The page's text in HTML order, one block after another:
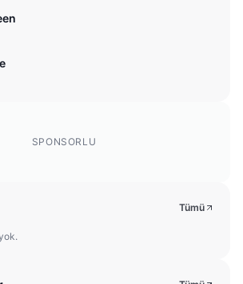
SPONSORLU
Tümü